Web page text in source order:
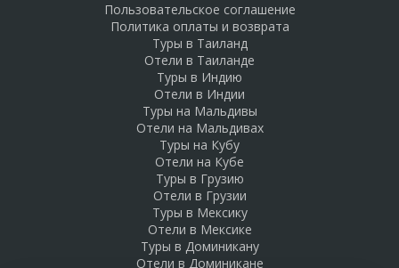
Пользовательское соглашение
Политика оплаты и возврата
Туры в Таиланд
Отели в Таиланде
Туры в Индию
Отели в Индии
Туры на Мальдивы
Отели на Мальдивах
Туры на Кубу
Отели на Кубе
Туры в Грузию
Отели в Грузии
Туры в Мексику
Отели в Мексике
Туры в Доминикану
Отели в Доминикане